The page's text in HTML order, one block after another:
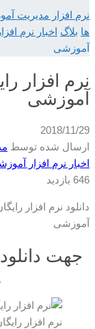
ها بلاگ اخبار نرم
آموزشی
نرم افزار
آموزشی
2018/11/29
ارسال شده توسط
اخبار نرم افزار
646 بازدید
دانلود نرم افزار
آموزشی
جهت
نرم افزار